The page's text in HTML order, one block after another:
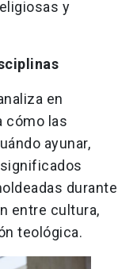
y
en
cómo las
ayunar,
durante
entre cultura,
teológica.